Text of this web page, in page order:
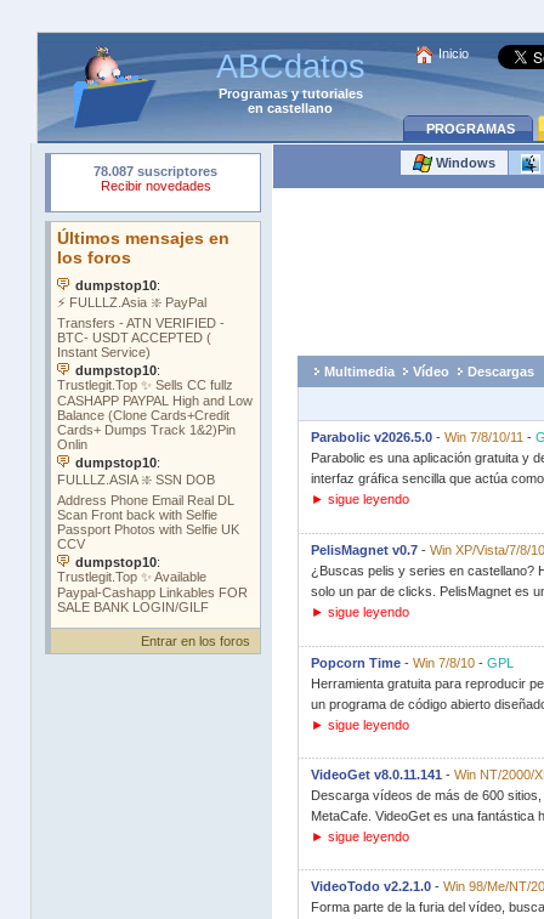
ABCdatos
Programasytutoriales
en castellano
Inicio
PROGRAMAS
Entrar en los foros
Windows
Multimedia Vídeo Descargas
Parabolic v2026.5.0 - Win 7/8/10/11 -
Parabolic es una aplicación gratuita y
interfaz gráfica sencilla que actúa
► sigue leyendo
PelisMagnet v0.7 - Win XP/Vista/7/8/10
¿Buscas pelis y series en castellano?
solo un par de clicks. PelisMagnet es
► sigue leyendo
Popcorn Time - Win 7/8/10 - GPL
Herramienta gratuita para reproducir
un programa de código abierto
► sigue leyendo
VideoGet v8.0.11.141 - Win NT/2000/
Descarga vídeos de más de 600
MetaCafe. VideoGet es una fantástica
► sigue leyendo
VideoTodo v2.2.1.0 - Win 98/Me/NT/
Forma parte de la furia del vídeo,